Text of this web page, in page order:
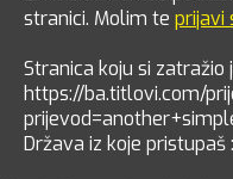
stranici. Molim te prijavi
Stranica koju si zatražio
https://ba.titlovi.com/
Država iz koje pristupaš